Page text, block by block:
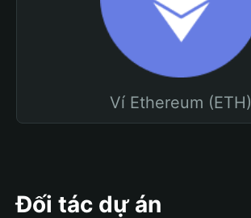
Ví Ethereum (ETH)
Đối tác dự án